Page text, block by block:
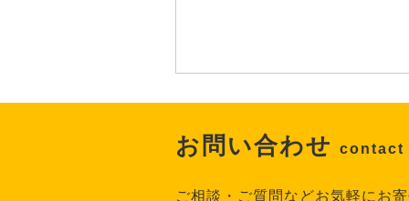
お問い合わせ contact
ご相談・ご質問などお気軽にお